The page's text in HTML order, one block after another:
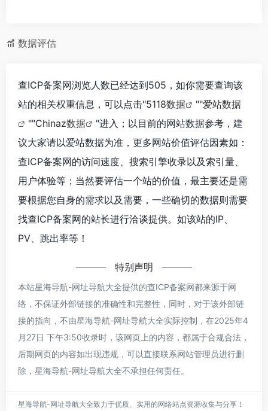
数据评估
查ICP备案网浏览人数已经达到505，如你需要查询该
站的相关权重信息，可以点击"5118数据 ""爱站数据
""Chinaz数据
"进入；以目前的网站数据参考，建
议大家请以爱站数据为准，更多网站价值评估因素如：
查ICP备案网的访问速度、搜索引擎收录以及索引量、
用户体验等；当然要评估一个站的价值，最主要还是需
要根据您自身的需求以及需要，一些确切的数据则需要
找查ICP备案网的站长进行洽谈提供。如该站的IP、
PV、跳出率等！
特别声明
本站星海导航-网址导航大全提供的查ICP备案网都来源于网
络，不保证外部链接的准确性和完整性，同时，对于该外部链
接的指向，不由星海导航-网址导航大全实际控制，在2025年4
月27日 下午3:50收录时，该网页上的内容，都属于合规合法，
后期网页的内容如出现违规，可以直接联系网站管理员进行删
除，星海导航-网址导航大全不承担任何责任。
星海导航-网址导航大全致力于优质、实用的网络站点资源收集与分享！